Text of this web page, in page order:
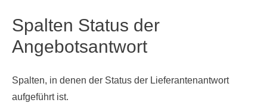
Spalten Status der
Angebotsantwort
Spalten, in denen der Status der Lieferantenantwort
aufgeführt ist.